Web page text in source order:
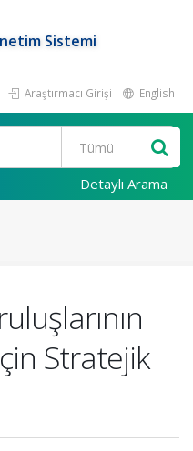
Sistemi
Araştırmacı Girişi English
Detaylı Arama
Stratejik